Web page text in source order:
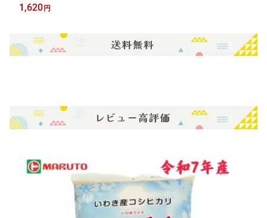
ふくしま満天堂 2024 福島 いわき マルト 高校生コラボ 五十嵐製
麺 いわき味噌
1,620円